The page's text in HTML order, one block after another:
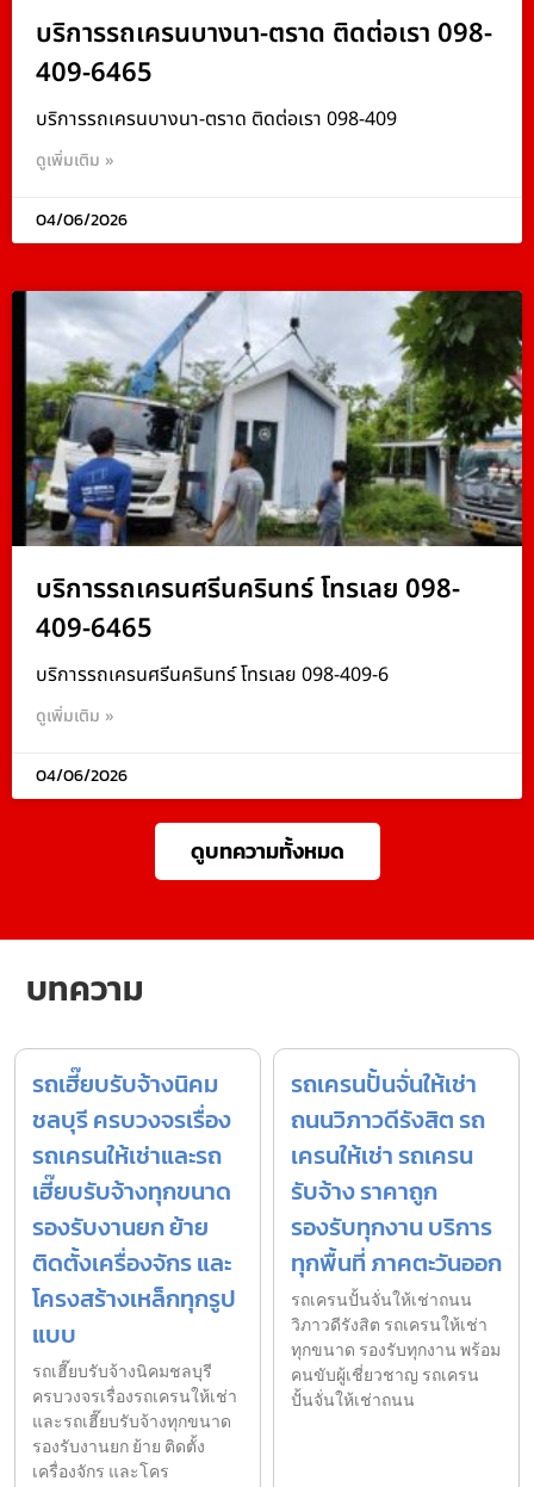
บริการรถเครนบางนา-ตราด ติดต่อเรา 098-
409-6465
บริการรถเครนบางนา-ตราด ติดต่อเรา 098-409
ดูเพิ่มเติม »
04/06/2026
บริการรถเครนศรีนครินทร์ โทรเลย 098-
409-6465
บริการรถเครนศรีนครินทร์ โทรเลย 098-409-6
ดูเพิ่มเติม »
04/06/2026
ดูบทความทั้งหมด
บทความ
รถเฮี๊ยบรับจ้างนิคม
ชลบุรี ครบวงจรเรื่อง
รถเครนให้เช่าและรถ
เฮี๊ยบรับจ้างทุกขนาด
รองรับงานยก ย้าย
ติดตั้งเครื่องจักร และ
โครงสร้างเหล็กทุกรูป
แบบ
รถเฮี๊ยบรับจ้างนิคมชลบุรี
ครบวงจรเรื่องรถเครนให้เช่า
และรถเฮี๊ยบรับจ้างทุกขนาด
รองรับงานยก ย้าย ติดตั้ง
เครื่องจักร และโคร
รถเครนปั้นจั่นให้เช่า
ถนนวิภาวดีรังสิต รถ
เครนให้เช่า รถเครน
รับจ้าง ราคาถูก
รองรับทุกงาน บริการ
ทุกพื้นที่ ภาคตะวันออก
รถเครนปั้นจั่นให้เช่าถนน
วิภาวดีรังสิต รถเครนให้เช่า
ทุกขนาด รองรับทุกงาน พร้อม
คนขับผู้เชี่ยวชาญ รถเครน
ปั้นจั่นให้เช่าถนน